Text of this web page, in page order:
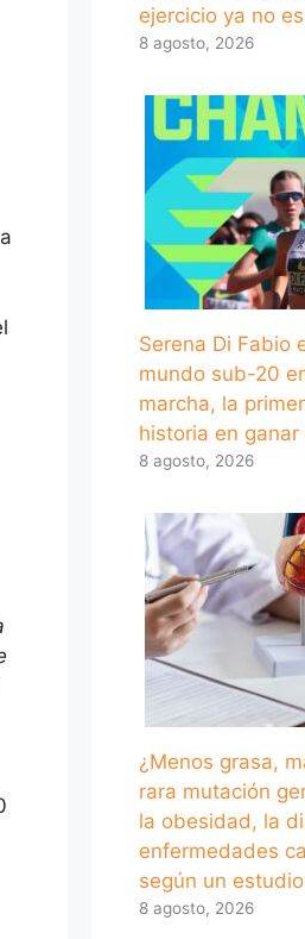
ejercicio ya no
8 agosto, 2026
Serena Di Fabio
mundo sub-20
marcha, la
historia en
8 agosto, 2026
¿Menos grasa,
rara mutación
la obesidad, la
enfermedades
según un estudio
8 agosto, 2026